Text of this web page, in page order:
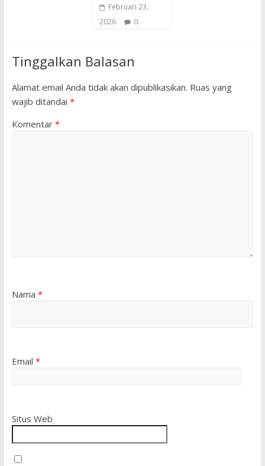
Februari 23,
2026
0
Tinggalkan Balasan
Alamat email Anda tidak akan dipublikasikan. Ruas yang
wajib ditandai *
Komentar *
Nama *
Email *
Situs Web